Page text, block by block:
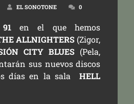
EL SONOTONE 0
91en el que hemos
ALLNIGHTERS (Zigor,
CITY BLUES (Pela,
sus nuevos discos
días en la salaHELL